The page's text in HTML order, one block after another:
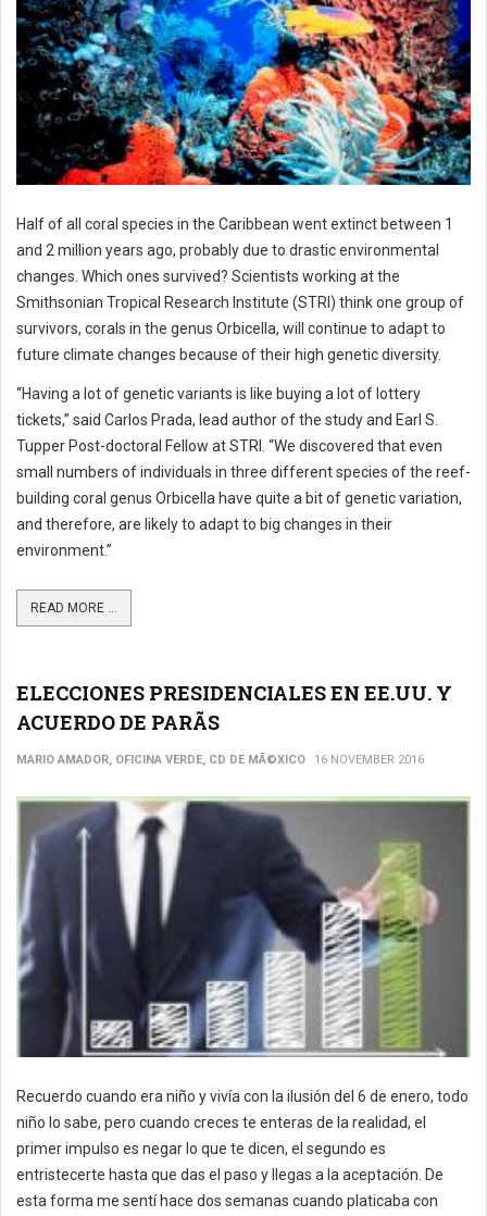
Half of all coral species in the Caribbean went extinct between 1
and 2 million years ago, probably due to drastic environmental
changes. Which ones survived? Scientists working at the
Smithsonian Tropical Research Institute (STRI) think one group of
survivors, corals in the genus Orbicella, will continue to adapt to
future climate changes because of their high genetic diversity.
“Having a lot of genetic variants is like buying a lot of lottery
tickets,” said Carlos Prada, lead author of the study and Earl S.
Tupper Post-doctoral Fellow at STRI. “We discovered that even
small numbers of individuals in three different species of the reef-
building coral genus Orbicella have quite a bit of genetic variation,
and therefore, are likely to adapt to big changes in their
environment.”
READ MORE ...
ELECCIONES PRESIDENCIALES EN EE.UU. Y
ACUERDO DE PARÃS
MARIO AMADOR, OFICINA VERDE, CD DE MÃ©XICO 16 NOVEMBER 2016
Recuerdo cuando era niño y vivía con la ilusión del 6 de enero, todo
niño lo sabe, pero cuando creces te enteras de la realidad, el
primer impulso es negar lo que te dicen, el segundo es
entristecerte hasta que das el paso y llegas a la aceptación. De
esta forma me sentí hace dos semanas cuando platicaba con